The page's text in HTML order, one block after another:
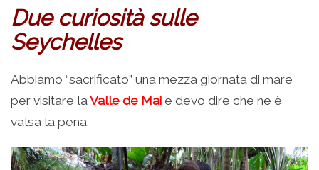
Due curiosità sulle
Seychelles
Abbiamo “sacrificato” una mezza giornata di mare
per visitare la Valle de Mai e devo dire che ne è
valsa la pena.